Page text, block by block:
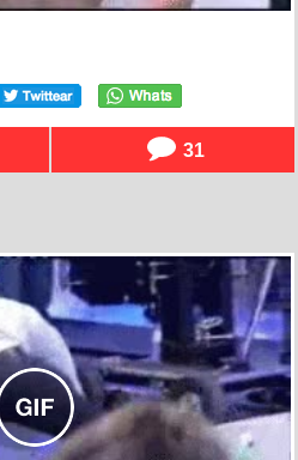
31